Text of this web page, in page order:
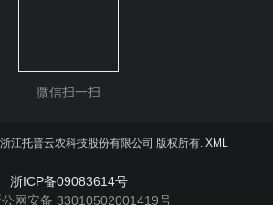
微信扫一扫
江托普云农科技股份有限公司 版权所有. XML
浙ICP备09083614号
网安备 33010502001419号